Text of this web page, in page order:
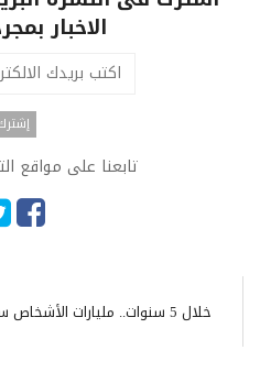
الاخبار
تابعنا على مواقع
خلال 5 سنوات.. مليارات